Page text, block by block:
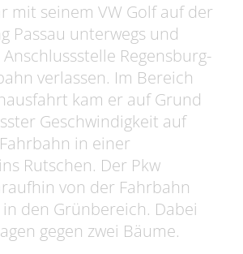
mit seinem VW Golf auf der
Passau unterwegs und
Regensburg-
verlassen. Im Bereich
kam er auf Grund
Geschwindigkeit auf
in einer
Rutschen. Der Pkw
von der Fahrbahn
den Grünbereich. Dabei
gegen zwei Bäume.